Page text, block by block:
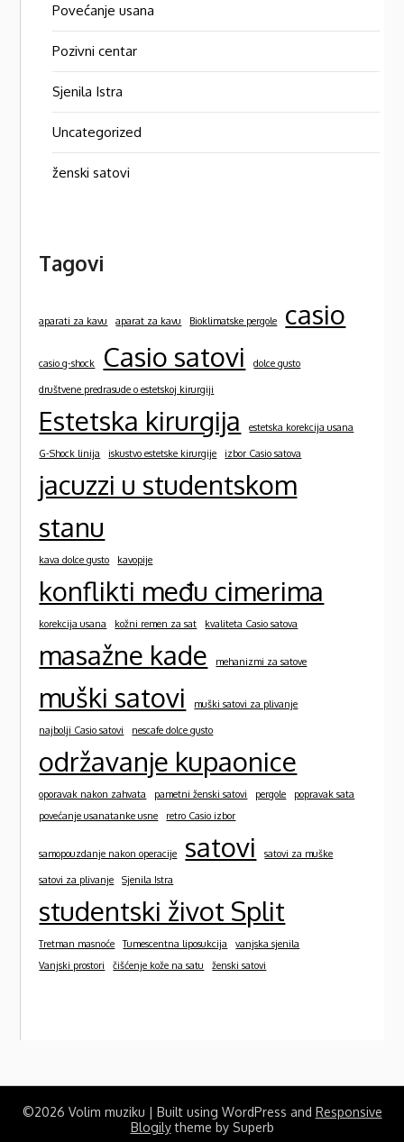
Povećanje usana
Pozivni centar
Sjenila Istra
Uncategorized
ženski satovi
Tagovi
aparati za kavu aparat za kavu Bioklimatske pergole casio
casio g-shock Casio satovi dolce gusto
društvene predrasude o estetskoj kirurgiji
Estetska kirurgija estetska korekcija usana
G-Shock linija iskustvo estetske kirurgije izbor Casio satova
jacuzzi u studentskom
stanu
kava dolce gusto kavopije
konflikti među cimerima
korekcija usana kožni remen za sat kvaliteta Casio satova
masažne kade mehanizmi za satove
muški satovi muški satovi za plivanje
najbolji Casio satovi nescafe dolce gusto
održavanje kupaonice
oporavak nakon zahvata pametni ženski satovi pergole
popravak sata
povećanje usanatanke usne
retro Casio izbor
samopouzdanje nakon operacije satovi satovi za muške
satovi za plivanje Sjenila Istra
studentski život Split
Tretman masnoće Tumescentna liposukcija
vanjska sjenila
Vanjski prostori
čišćenje kože na satu ženski satovi
©2026 Volim muziku | Built using WordPress and Responsive
Blogilytheme by Superb